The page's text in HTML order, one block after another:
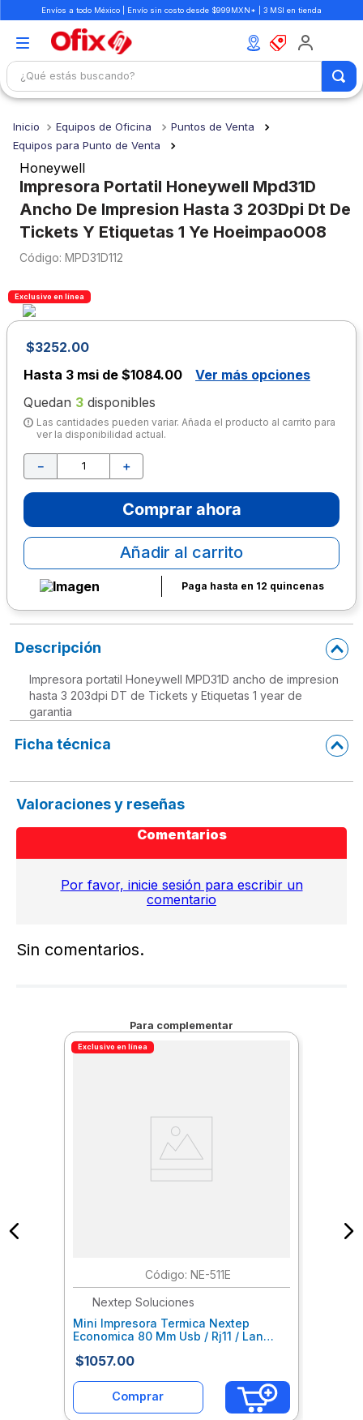
Envíos a todo México | Envío sin costo desde $999MXN* | 3 MSI en tienda
¿Qué estás buscando?
Equipos de Oficina
Puntos de Venta
Equipos para Punto de Venta
Honeywell
Impresora Portatil Honeywell Mpd31D
Ancho De Impresion Hasta 3 203Dpi Dt De
Tickets Y Etiquetas 1 Ye Hoeimpao008
: MPD31D112
Exclusivo en línea
$3252.00
Hasta 3 msi de $1084.00
Ver más opciones
Quedan 3 disponibles
Las cantidades pueden variar. Añada el producto al carrito para
ver la disponibilidad actual.
＋
－
Comprar ahora
Añadir al carrito
Paga hasta en 12 quincenas
Descripción
Impresora portatil Honeywell MPD31D ancho de impresion
hasta 3 203dpi DT de Tickets y Etiquetas 1 year de
garantia
Ficha técnica
Valoraciones y reseñas
Comentarios
Por favor, inicie sesión para escribir un
comentario
Sin comentarios.
Para complementar
Exclusivo en línea
: NE-511E
Nextep Soluciones
Mini Impresora Termica Nextep
Economica 80 Mm Usb / Rj11 / Lan
$1057.00
Comprar
1.
mochilas
2.
libretas
3.
cuaderno
4.
cuadernos
7.
escritorio